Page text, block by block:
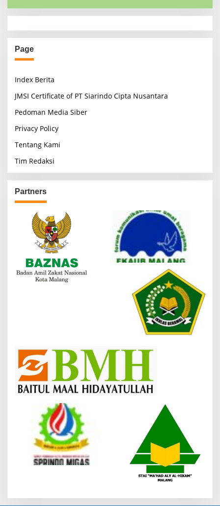
Page
Index Berita
JMSI Certificate of PT Siarindo Cipta Nusantara
Pedoman Media Siber
Privacy Policy
Tentang Kami
Tim Redaksi
Partners